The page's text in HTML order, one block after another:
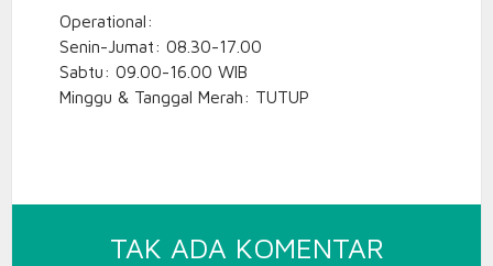
Operational:
Senin-Jumat: 08.30-17.00
Sabtu: 09.00-16.00 WIB
Minggu & Tanggal Merah: TUTUP
TAK ADA KOMENTAR